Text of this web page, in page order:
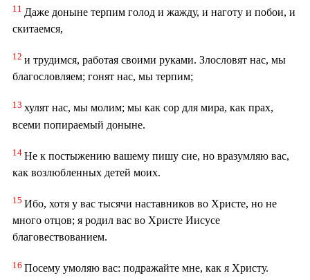
11 Даже доныне терпим голод и жажду, и наготу и побои, и
скитаемся,
12 и трудимся, работая своими руками. Злословят нас, мы
благословляем; гонят нас, мы терпим;
13 хулят нас, мы молим; мы как сор для мира, как прах,
всеми попираемый доныне.
14 Не к постыжению вашему пишу сие, но вразумляю вас,
как возлюбленных детей моих.
15 Ибо, хотя у вас тысячи наставников во Христе, но не
много отцов; я родил вас во Христе Иисусе
благовествованием.
16 Посему умоляю вас: подражайте мне, как я Христу.